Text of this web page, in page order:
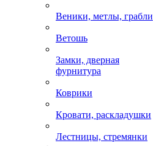
Веники, метлы, грабли
Ветошь
Замки, дверная
фурнитура
Коврики
Кровати, раскладушки
Лестницы, стремянки